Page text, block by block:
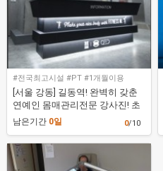
#전국최고시설 #PT #1개월이용
[서울 강동] 길동역! 완벽히 갖춘
연예인 몸매관리전문 강사진! 초
호화시설 [휘트니스엠길동점]
남은기간 0일 0/10